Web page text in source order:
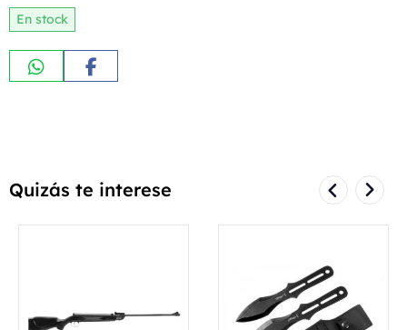
En stock
Quizás te interese